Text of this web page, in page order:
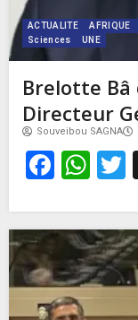
ACTUALITE AFRIQUE
Sciences
UNE
Brelotte
Directeur
Souveibou SAGNA